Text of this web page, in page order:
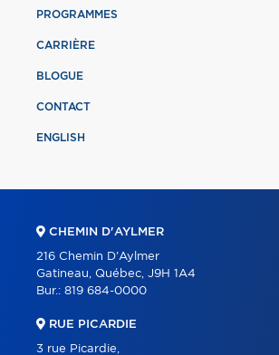
PROGRAMMES
CARRIÈRE
BLOGUE
CONTACT
ENGLISH
CHEMIN D'AYLMER
216 Chemin D'Aylmer
Gatineau, Québec, J9H 1A4
Bur.: 819 684-0000
RUE PICARDIE
3 rue Picardie,